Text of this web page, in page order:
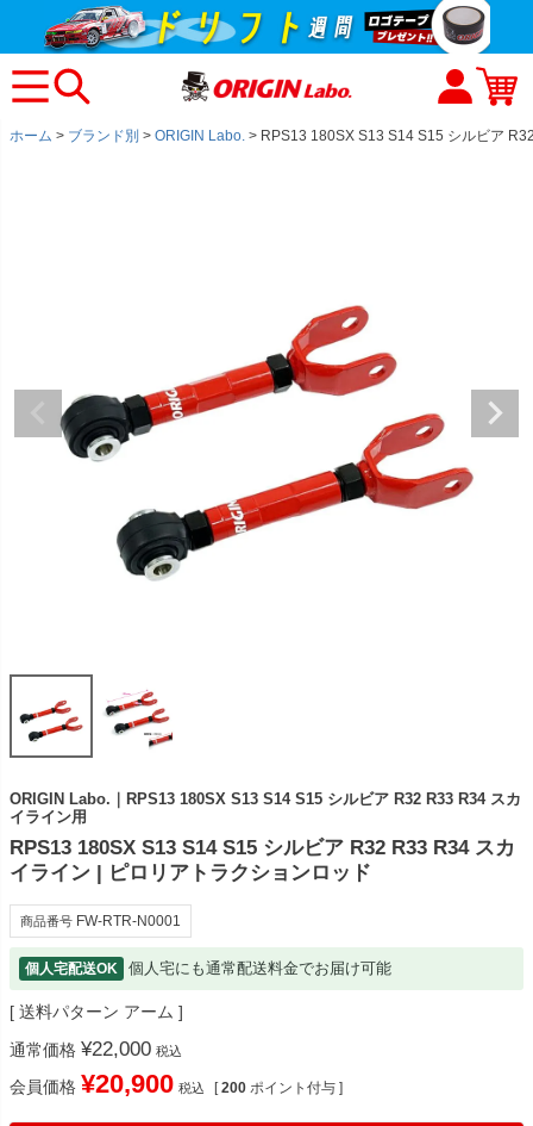
ホーム ブランド別 ORIGIN Labo. RPS13 180SX S13 S14 S15 シルビア
ORIGIN Labo.｜RPS13 180SX S13 S14 S15 シルビア R32 R33 R34 スカ
イライン用
RPS13 180SX S13 S14 S15 シルビア R32 R33 R34 スカ
イライン | ピロリアトラクションロッド
商品番号 FW-RTR-N0001
個人宅配送OK 個人宅にも通常配送料金でお届け可能
送料パターン アーム
通常価格 ¥22,000 税込
会員価格 ¥20,900 税込 [ 200 ポイント付与 ]